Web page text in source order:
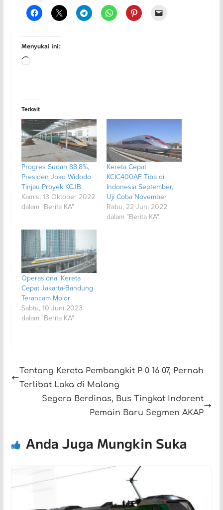
Menyukai ini:
Memuat...
Terkait
Progres Sudah 88,8%,
Presiden Joko Widodo
Tinjau Proyek KCJB
Kamis, 13 Oktober 2022
dalam "Berita KA"
Kereta Cepat
KCIC400AF Tiba di
Indonesia September,
Uji Coba November
Rabu, 22 Juni 2022
dalam "Berita KA"
Operasional Kereta
Cepat Jakarta-Bandung
Terancam Molor
Sabtu, 10 Juni 2023
dalam "Berita KA"
Tentang Kereta Pembangkit P 0 16 07, Pernah
Terlibat Laka di Malang
Segera Berdinas, Bus Tingkat Indorent
Pemain Baru Segmen AKAP
Anda Juga Mungkin Suka